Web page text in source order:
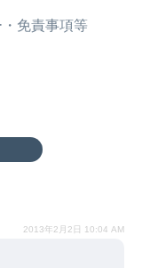
免責事項等
2013年2月2日 10:04 AM